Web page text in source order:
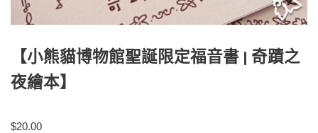
【小熊貓博物館聖誕限定福音書 | 奇蹟之
夜繪本】
$20.00